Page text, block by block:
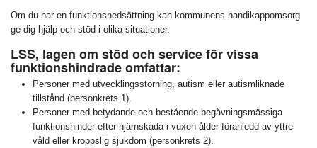
Om du har en funktionsnedsättning kan kommunens handikappomsorg
ge dig hjälp och stöd i olika situationer.
LSS, lagen om stöd och service för vissa
funktionshindrade omfattar:
Personer med utvecklingsstörning, autism eller autismliknade
tillstånd (personkrets 1).
Personer med betydande och bestående begåvningsmässiga
funktionshinder efter hjärnskada i vuxen ålder föranledd av yttre
våld eller kroppslig sjukdom (personkrets 2).